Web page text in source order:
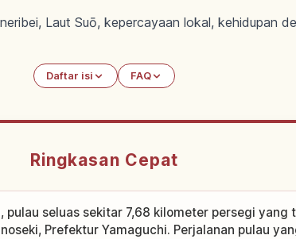
Laut Suō, kepercayaan lokal, kehidupan
Daftar isi FAQ
Ringkasan Cepat
pulau seluas sekitar 7,68 kilometer persegi yang
Prefektur Yamaguchi. Perjalanan pulau